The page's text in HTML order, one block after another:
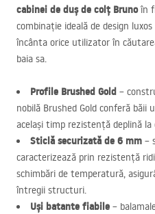
cabinei de duș de colț Brunoîn
combinație ideală de design
încânta orice utilizator în
baia sa.
Profile Brushed Gold –
nobilă Brushed Gold conferă
același timp rezistență deplină
Sticlă securizată de 6 mm –
caracterizează prin rezistență
schimbări de temperatură,
întregii structuri.
Uși batante fiabile –